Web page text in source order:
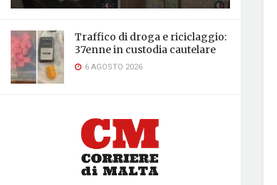
Traffico di droga e riciclaggio:
37enne in custodia cautelare
6 AGOSTO 2026